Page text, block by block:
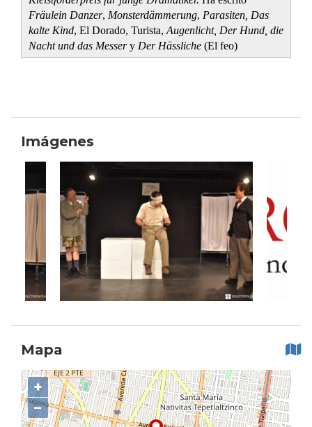
Fräulein Danzer, Monsterdämmerung, Parasiten, Das
kalte Kind, El Dorado, Turista,Augenlicht, Der Hund, die
Nacht und das Messery Der Hässliche (El feo)
Imágenes
Mapa
+
−